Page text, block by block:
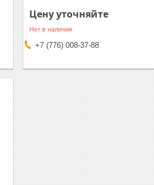
Цену уточняйте
Нет в наличии
+7 (776) 008-37-88